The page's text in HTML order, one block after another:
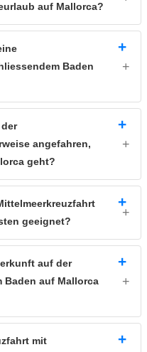
auf Mallorca?
Baden
angefahren,
geht?
geeignet?
auf der
Baden auf Mallorca
mit